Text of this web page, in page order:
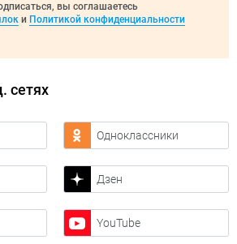
вы соглашаетесь
и Политикой конфиденциальности
сетях
Одноклассники
Дзен
YouTube